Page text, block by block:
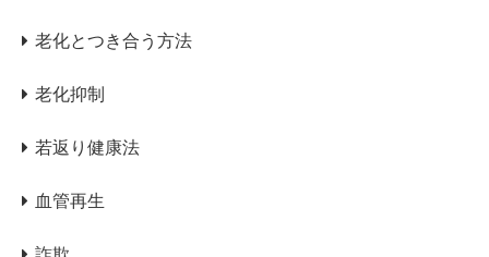
老化とつき合う方法
老化抑制
若返り健康法
血管再生